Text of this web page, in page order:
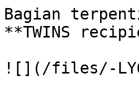
Bagian
**TWINS
![](/files/-